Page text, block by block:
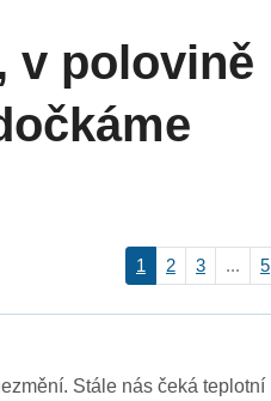
v polovině
1 2 3 ... 5
Stále nás čeká teplotní